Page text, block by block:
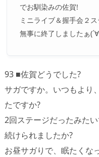
でお馴染みの佐賀!
ミニライブ＆握手会２ス
無事に終了しましたぁ
93 ■佐賀どうでした?
サガですか。いつもより
たですか?
2回ステージだったみた
続けられましたか?
お昼サガりで、眠たくな